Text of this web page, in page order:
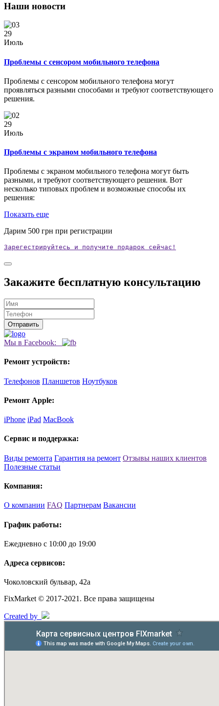
Наши новости
29
Июль
Проблемы с сенсором мобильного телефона
Проблемы с сенсором мобильного телефона могут
проявляться разными способами и требуют соответствующего
решения.
29
Июль
Проблемы с экраном мобильного телефона
Проблемы с экраном мобильного телефона могут быть
разными, и требуют соответствующего решения. Вот
несколько типовых проблем и возможные способы их
решения:
Показать еще
Дарим 500 грн при регистрации
Зарегестрируйтесь и получите подарок сейчас!
Закажите бесплатную консультацию
Мы в Facebook:
Ремонт устройств:
Телефонов Планшетов Ноутбуков
Ремонт Apple:
iPhone iPad MacBook
Сервис и поддержка:
Виды ремонта Гарантия на ремонт Отзывы наших клиентов
Полезные статьи
Компания:
О компании FAQ Партнерам Вакансии
График работы:
Ежедневно с 10:00 до 19:00
Адреса сервисов:
Чоколовский бульвар, 42а
FixMarket © 2017-2021. Все права защищены
Created by